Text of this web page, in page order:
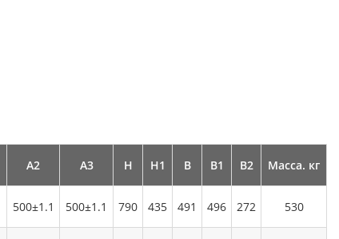
А2 А3 Н Н1 В В1 В2 Масса. кг
500±1.1 500±1.1 790 435 491 496 272 530